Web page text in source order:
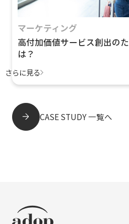
マーケティング
高付加価値サービス創出の
は？
さらに見る
CASE STUDY 一覧へ